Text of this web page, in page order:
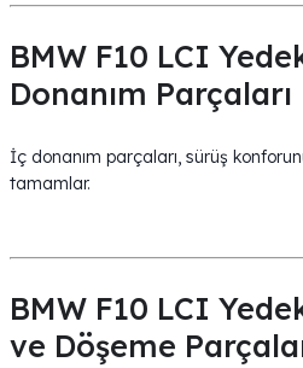
BMW F10 LCI
Donanım Parçaları
İç donanım parçaları, sürüş
tamamlar.
BMW F10 LCI
ve Döşeme